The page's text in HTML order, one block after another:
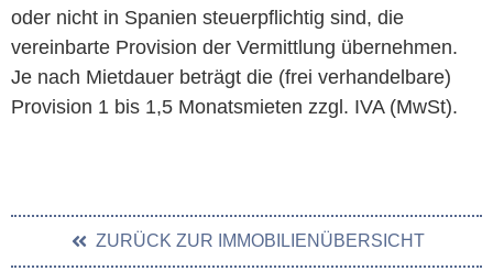
oder nicht in Spanien steuerpflichtig sind, die
vereinbarte Provision der Vermittlung übernehmen.
Je nach Mietdauer beträgt die (frei verhandelbare)
Provision 1 bis 1,5 Monatsmieten zzgl. IVA (MwSt).
ZURÜCK ZUR IMMOBILIENÜBERSICHT